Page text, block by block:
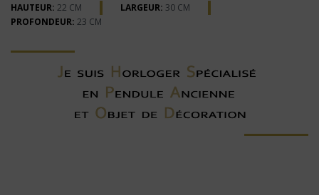
HAUTEUR: 22 CM LARGEUR: 30 CM
PROFONDEUR: 23 CM